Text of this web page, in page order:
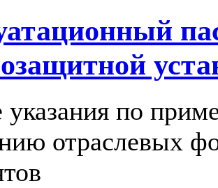
указания по
отраслевых